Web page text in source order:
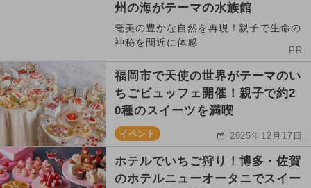
州の海がテーマの水族館
奄美の豊かな自然を再現！親子で生命の
神秘を間近に体感
PR
福岡市で天使の世界がテーマのい
ちごビュッフェ開催！親子で約2
0種のスイーツを満喫
イベント 2025年12月17日
ホテルでいちご狩り！博多・佐賀
のホテルニューオータニでスイー